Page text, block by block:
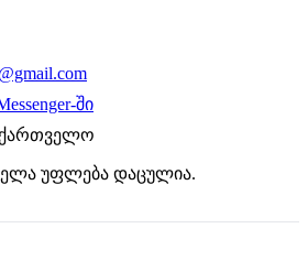
ში
უფლება დაცულია.